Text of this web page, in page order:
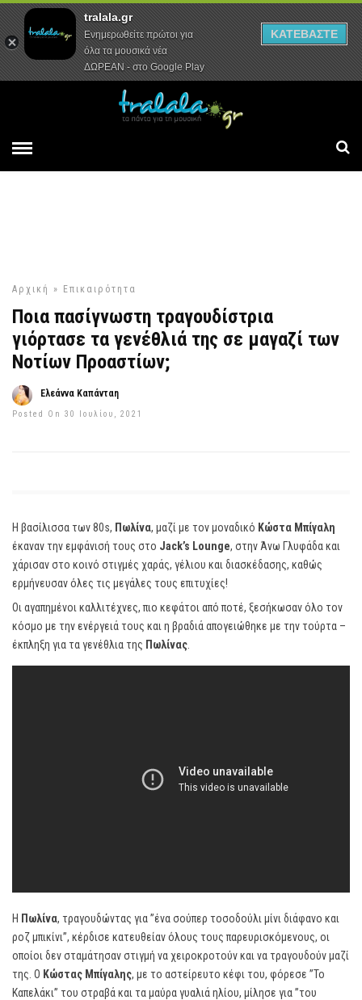
Αρχική Συνεντεύξεις Ρεπορτάζ
Αρχική » Επικαιρότητα
Ποια πασίγνωστη τραγουδίστρια
γιόρτασε τα γενέθλιά της σε μαγαζί των
Νοτίων Προαστίων;
Ελεάννα Καπάνταη
Posted On 30 Ιουλίου, 2021
Η βασίλισσα των 80s, Πωλίνα, μαζί με τον μοναδικό Κώστα Μπίγαλη
έκαναν την εμφάνισή τους στο Jack’s Lounge, στην Άνω Γλυφάδα και
χάρισαν στο κοινό στιγμές χαράς, γέλιου και διασκέδασης, καθώς
ερμήνευσαν όλες τις μεγάλες τους επιτυχίες!
Οι αγαπημένοι καλλιτέχνες, πιο κεφάτοι από ποτέ, ξεσήκωσαν όλο τον
κόσμο με την ενέργειά τους και η βραδιά απογειώθηκε με την τούρτα –
έκπληξη για τα γενέθλια της Πωλίνας
Η Πωλίνα, τραγουδώντας για ”ένα σούπερ τοσοδούλι μίνι διάφανο και
ροζ μπικίνι”, κέρδισε κατευθείαν όλους τους παρευρισκόμενους, οι
οποίοι δεν σταμάτησαν στιγμή να χειροκροτούν και να τραγουδούν μαζί
της. Ο Κώστας Μπίγαλης, με το αστείρευτο κέφι του, φόρεσε ”Το
Καπελάκι” του στραβά και τα μαύρα γυαλιά ηλίου, μίλησε για ”του
tralala.gr
Ενημερωθείτε πρώτοι για
όλα τα μουσικά νέα
ΔΩΡΕΑΝ - στο Google Play
ΚΑΤΕΒΑΣΤΕ